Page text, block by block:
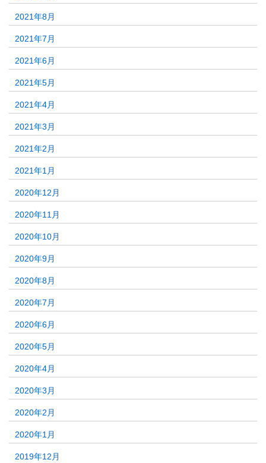
2021年8月
2021年7月
2021年6月
2021年5月
2021年4月
2021年3月
2021年2月
2021年1月
2020年12月
2020年11月
2020年10月
2020年9月
2020年8月
2020年7月
2020年6月
2020年5月
2020年4月
2020年3月
2020年2月
2020年1月
2019年12月